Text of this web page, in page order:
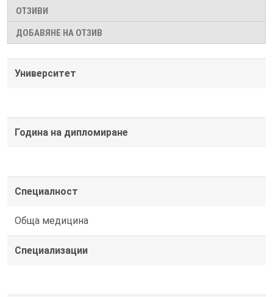
ОТЗИВИ
ДОБАВЯНЕ НА ОТЗИВ
Университет
Година на дипломиране
Специалност
Обща медицина
Специализации